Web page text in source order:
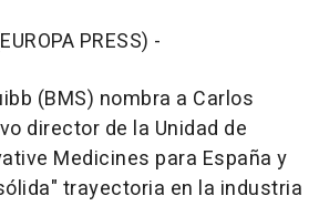
PRESS) -
(BMS) nombra a Carlos
director de la Unidad de
Medicines para España y
trayectoria en la industria